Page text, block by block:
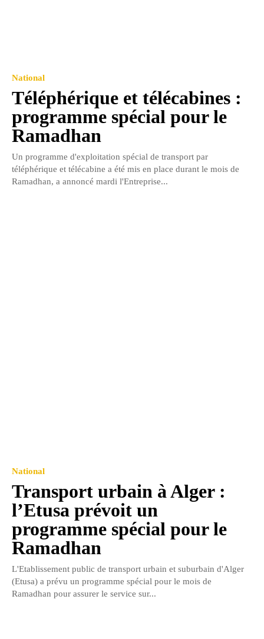
National
Téléphérique et télécabines :
programme spécial pour le
Ramadhan
Un programme d'exploitation spécial de transport par
téléphérique et télécabine a été mis en place durant le mois de
Ramadhan, a annoncé mardi l'Entreprise...
National
Transport urbain à Alger :
l’Etusa prévoit un
programme spécial pour le
Ramadhan
L'Etablissement public de transport urbain et suburbain d'Alger
(Etusa) a prévu un programme spécial pour le mois de
Ramadhan pour assurer le service sur...